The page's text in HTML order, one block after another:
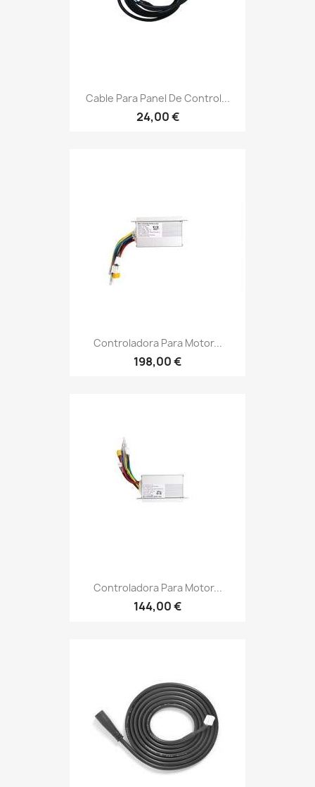
Cable Para Panel De Control...
24,00 €
Controladora Para Motor...
198,00 €
Controladora Para Motor...
144,00 €